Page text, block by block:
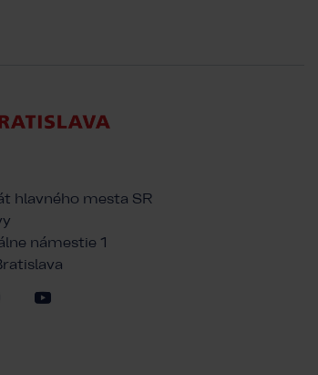
hlavného mesta SR
námestie 1